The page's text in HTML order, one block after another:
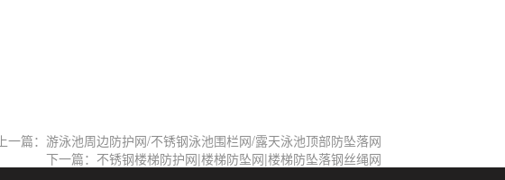
上一篇：游泳池周边防护网/不锈钢泳池围栏网/露天泳池顶部防坠落网
下一篇：不锈钢楼梯防护网|楼梯防坠网|楼梯防坠落钢丝绳网